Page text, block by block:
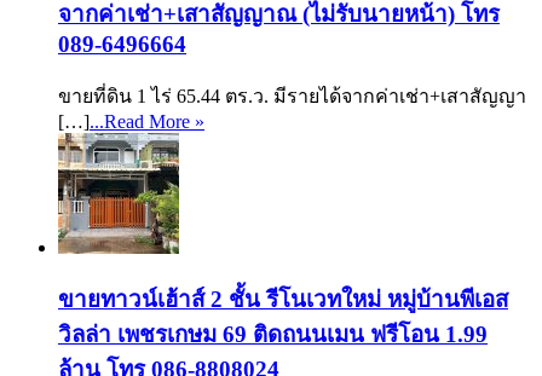
จากค่าเช่า+เสาสัญญาณ (ไม่รับนายหน้า) โทร
089-6496664
ขายที่ดิน 1 ไร่ 65.44 ตร.ว. มีรายได้จากค่าเช่า+เสาสัญญา
[…]...Read More »
ขายทาวน์เฮ้าส์ 2 ชั้น รีโนเวทใหม่ หมู่บ้านพีเอส
วิลล่า เพชรเกษม 69 ติดถนนเมน ฟรีโอน 1.99
ล้าน โทร 086-8808024